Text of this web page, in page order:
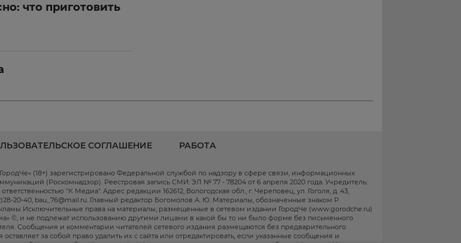
что приготовить
СОГЛАШЕНИЕ РАБОТА
(18+) зарегистрировано Федеральной службой по надзору в сфере связи, информационных
(Роскомнадзор). Реестровая запись СМИ: ЭЛ № 77 - 78204 от 6 апреля 2020 года. Учредитель:
"К Медиа". Адрес редакции 162612, Вологодская обл., г. Череповец, ул. Гоголя, д. 43,
20-40, bau_76@mail.ru. Главный редактор Богомолов А. Ю. Материалы, обозначенные знаком Р
Исключительные права на материалы, размещенные в сетевом издании ГородЧе (www.gorodche.ru)
©, и не подлежат использованию другими лицами в какой бы то ни было форме без письменного
Сообщения и комментарии читателей сетевого издания размещаются без предварительного
за собой право удалить их с сайта или отредактировать, если указанные сообщения и